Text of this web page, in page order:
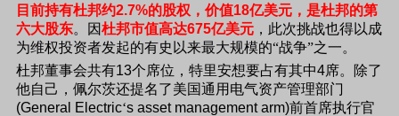
目前持有杜邦约2.7%的股权，价值18亿美元，是杜邦的第
六大股东。因杜邦市值高达675亿美元 ，此次挑战也得以成
为维权投资者发起的有史以来最大规模的“战争”之一。
杜邦董事会共有13个席位，特里安想要占有其中4席。除了
他自己，佩尔茨还提名了美国通用电气资产管理部门
(General Electric‘s asset management arm)前首席执行官